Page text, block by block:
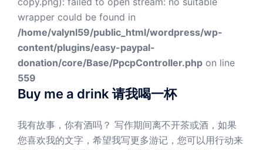
wrapper could be found in
/home/valynl59/public_html/wordpress/wp-
content/plugins/easy-paypal-
donation/core/Base/PpcpController.php on line
559
Buy me a drink 请我喝一杯
我有故事，你有酒吗？ 写作期间离不开茶或酒，如果
您喜欢我的文字，希望我写更多游记，您可以用行动来